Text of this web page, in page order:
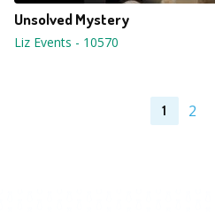
Unsolved Mystery
Liz Events - 10570
1 2